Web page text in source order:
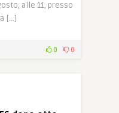
alle 11, presso
[…]
0 0